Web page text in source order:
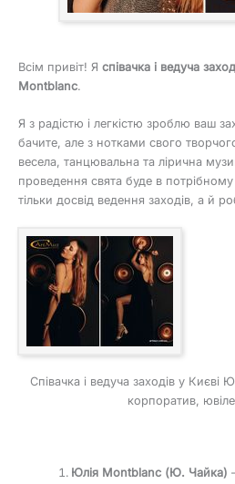
Всім привіт! Я співачка і ведуча
Montblanc.
Я з радістю і легкістю зроблю ваш
бачите, але з нотками свого
весела, танцювальна та лірична
проведення свята буде в
тільки досвід ведення заходів, а й
Співачка і ведуча заходів у Києві
корпоратив,
Юлія Montblanc (Ю. Чайка)